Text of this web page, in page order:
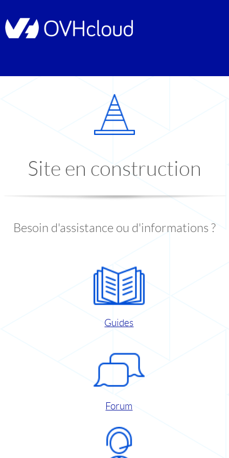
Site en construction
Besoin d'assistance ou d'informations ?
Guides
Forum